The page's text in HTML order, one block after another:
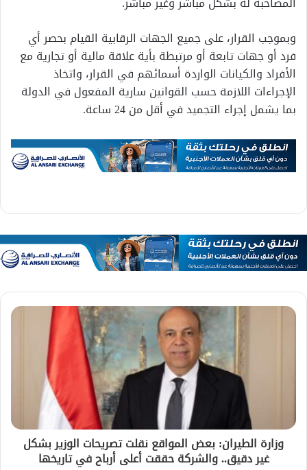
وبموجب القرار، على جميع الجهات الرقابية القيام بحصر أي
فرد أو جهات تابعة أو مرتبطة بأية علاقة مالية أو تجارية مع
الأفراد والكيانات الواردة أسمائهم في القرار، واتخاذ
الإجراءات اللازمة حسب القوانين سارية المفعول في الدولة
بما يشمل إجراء التجميد في أقل من 24 ساعة.
وزارة الطيران: بعض المواقع نقلت تصريحات الوزير بشكل
غير دقيق.. والشركة حققت أعلى أرباح في تاريخها